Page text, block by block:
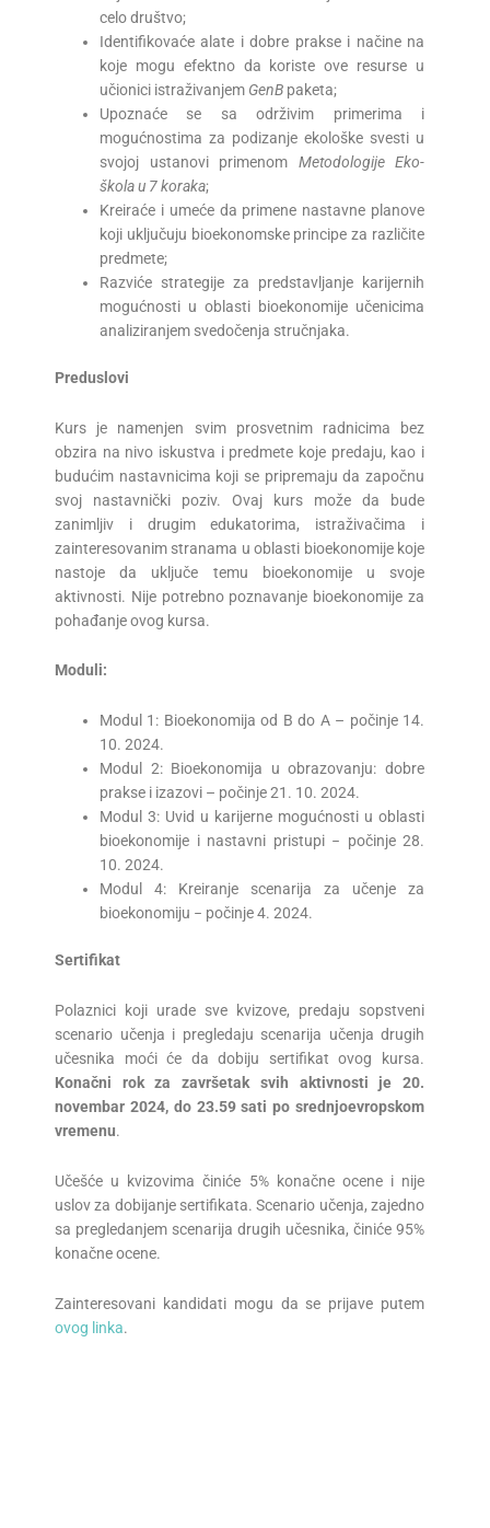
celo društvo;
Identifikovaće alate i dobre prakse i načine na
koje mogu efektno da koriste ove resurse u
učionici istraživanjem GenB paketa;
Upoznaće se sa održivim primerima i
mogućnostima za podizanje ekološke svesti u
svojoj ustanovi primenom Metodologije Eko-
škola u 7 koraka;
Kreiraće i umeće da primene nastavne planove
koji uključuju bioekonomske principe za različite
predmete;
Razviće strategije za predstavljanje karijernih
mogućnosti u oblasti bioekonomije učenicima
analiziranjem svedočenja stručnjaka.
Preduslovi
Kurs je namenjen svim prosvetnim radnicima bez
obzira na nivo iskustva i predmete koje predaju, kao i
budućim nastavnicima koji se pripremaju da započnu
svoj nastavnički poziv. Ovaj kurs može da bude
zanimljiv i drugim edukatorima, istraživačima i
zainteresovanim stranama u oblasti bioekonomije koje
nastoje da uključe temu bioekonomije u svoje
aktivnosti. Nije potrebno poznavanje bioekonomije za
pohađanje ovog kursa.
Moduli:
Modul 1: Bioekonomija od B do A – počinje 14.
10. 2024.
Modul 2: Bioekonomija u obrazovanju: dobre
prakse i izazovi – počinje 21. 10. 2024.
Modul 3: Uvid u karijerne mogućnosti u oblasti
bioekonomije i nastavni pristupi − počinje 28.
10. 2024.
Modul 4: Kreiranje scenarija za učenje za
bioekonomiju − počinje 4. 2024.
Sertifikat
Polaznici koji urade sve kvizove, predaju sopstveni
scenario učenja i pregledaju scenarija učenja drugih
učesnika moći će da dobiju sertifikat ovog kursa.
Konačni rok za završetak svih aktivnosti je 20.
novembar 2024, do 23.59 sati po srednjoevropskom
vremenu.
Učešće u kvizovima činiće 5% konačne ocene i nije
uslov za dobijanje sertifikata. Scenario učenja, zajedno
sa pregledanjem scenarija drugih učesnika, činiće 95%
konačne ocene.
Zainteresovani kandidati mogu da se prijave putem
ovog linka.